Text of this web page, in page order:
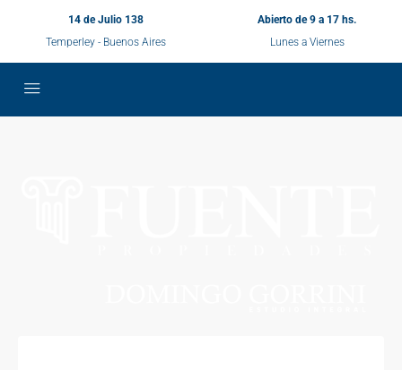
14 de Julio 138
Temperley - Buenos Aires
Abierto de 9 a 17 hs.
Lunes a Viernes